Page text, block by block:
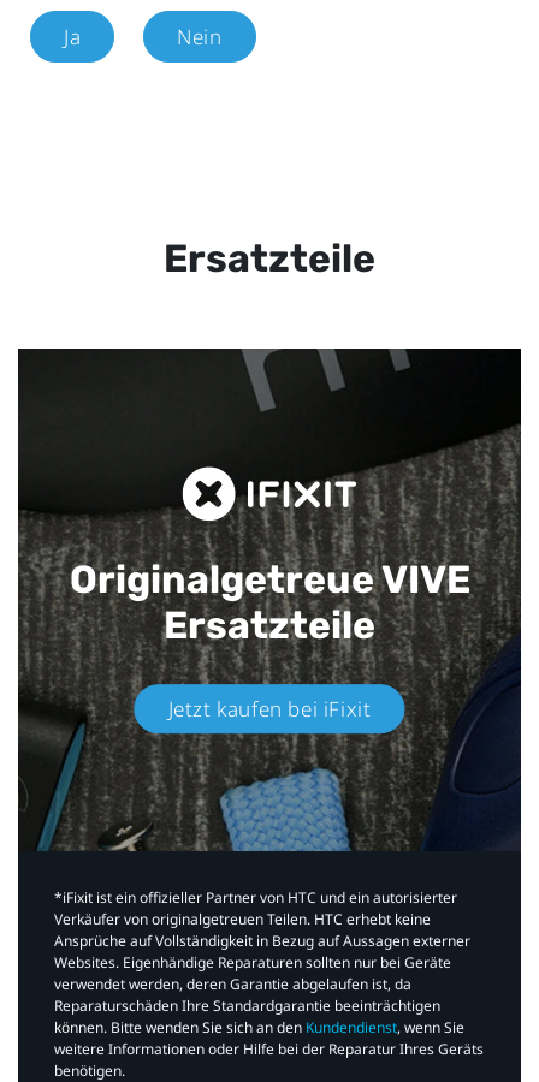
Ja Nein
Ersatzteile
Originalgetreue VIVE
Ersatzteile
Jetzt kaufen bei iFixit​
*iFixit ist ein offizieller Partner von HTC und ein autorisierter
Verkäufer von originalgetreuen Teilen. HTC erhebt keine
Ansprüche auf Vollständigkeit in Bezug auf Aussagen externer
Websites. Eigenhändige Reparaturen sollten nur bei Geräte
verwendet werden, deren Garantie abgelaufen ist, da
Reparaturschäden Ihre Standardgarantie beeinträchtigen
können. Bitte wenden Sie sich an den Kundendienst, wenn Sie
weitere Informationen oder Hilfe bei der Reparatur Ihres Geräts
benötigen.​